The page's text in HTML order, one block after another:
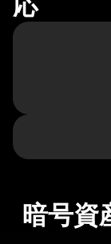
暗号資